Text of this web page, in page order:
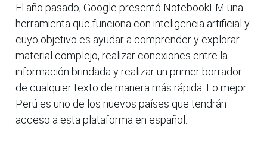
El año pasado, Google presentó NotebookLM una
herramienta que funciona con inteligencia artificial y
cuyo objetivo es ayudar a comprender y explorar
material complejo, realizar conexiones entre la
información brindada y realizar un primer borrador
de cualquier texto de manera más rápida. Lo mejor:
Perú es uno de los nuevos países que tendrán
acceso a esta plataforma en español.